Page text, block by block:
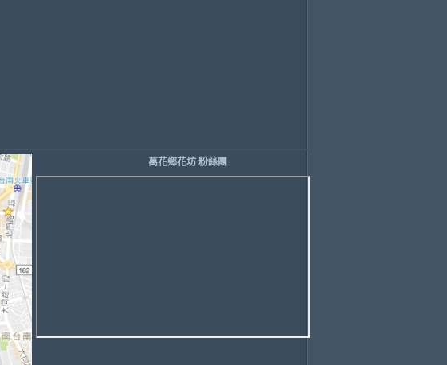
萬花鄉花坊 粉絲團